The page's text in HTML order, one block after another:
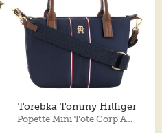
Torebka Tommy Hilfiger
Popette Mini Tote Corp AW0AW17707 0GY